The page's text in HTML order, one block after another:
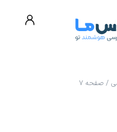
/ صفحه ۷